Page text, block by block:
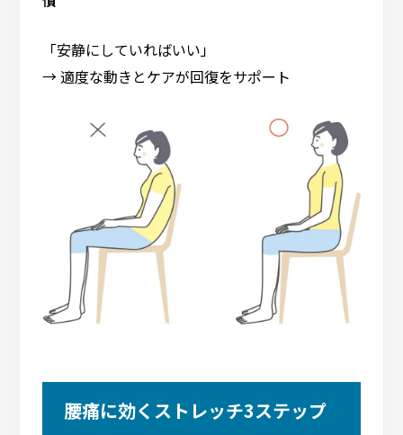
「安静にしていればいい」
→ 適度な動きとケアが回復をサポート
腰痛に効くストレッチ3ステップ